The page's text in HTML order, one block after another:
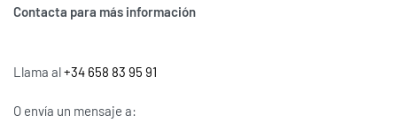
Contacta para más información
Llama al+34 658 83 95 91
O envía un mensaje a: